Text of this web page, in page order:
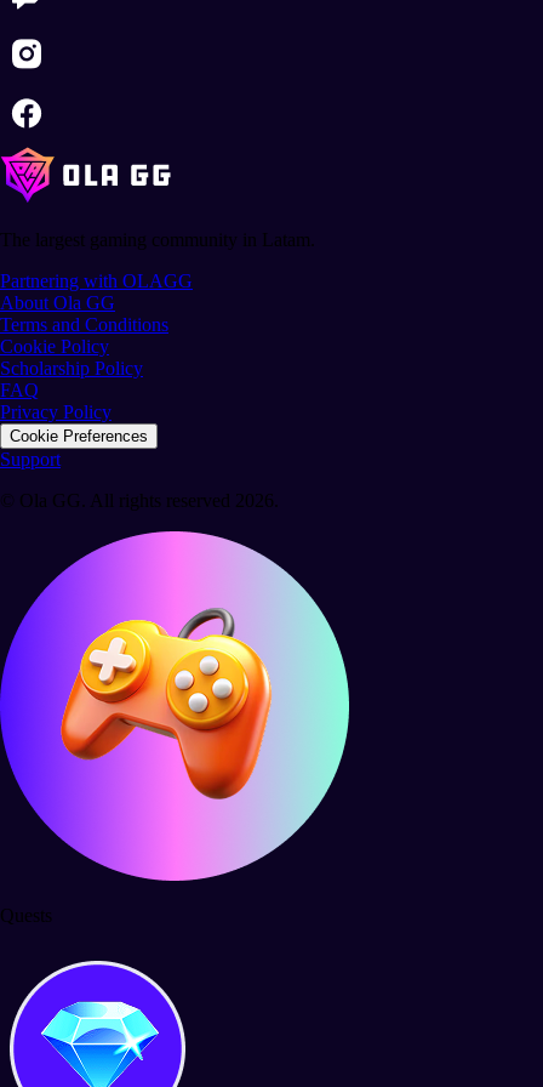
The largest gaming community in Latam.
Partnering with OLAGG
About Ola GG
Terms and Conditions
Cookie Policy
Scholarship Policy
FAQ
Privacy Policy
Cookie Preferences
Support
© Ola GG. All rights reserved 2026.
Quests